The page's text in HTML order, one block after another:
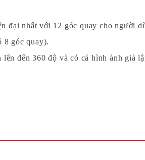
nhất với 12 góc quay cho người
8 góc quay).
đến 360 độ và có cả hình ảnh